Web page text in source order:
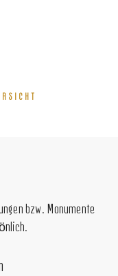
bzw. Monumente